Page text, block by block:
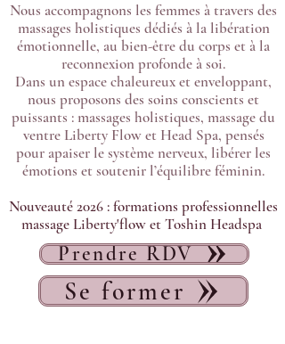
Nous accompagnons les femmes à travers des
massages holistiques dédiés à la libération
émotionnelle, au bien-être du corps et à la
reconnexion profonde à soi.
Dans un espace chaleureux et enveloppant,
nous proposons des soins conscients et
puissants : massages holistiques, massage du
ventre Liberty Flow et Head Spa, pensés
pour apaiser le système nerveux, libérer les
émotions et soutenir l’équilibre féminin.
Nouveauté 2026 : formations professionnelles
massage Liberty'flow et Toshin Headspa
Prendre RDV
Se former